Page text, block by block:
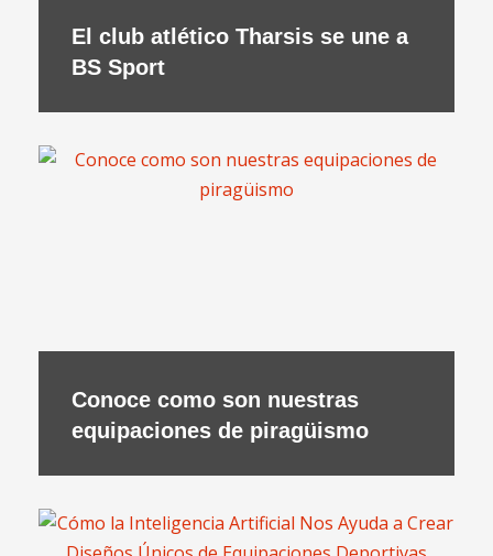
El club atlético Tharsis se une a
BS Sport
Conoce como son nuestras
equipaciones de piragüismo